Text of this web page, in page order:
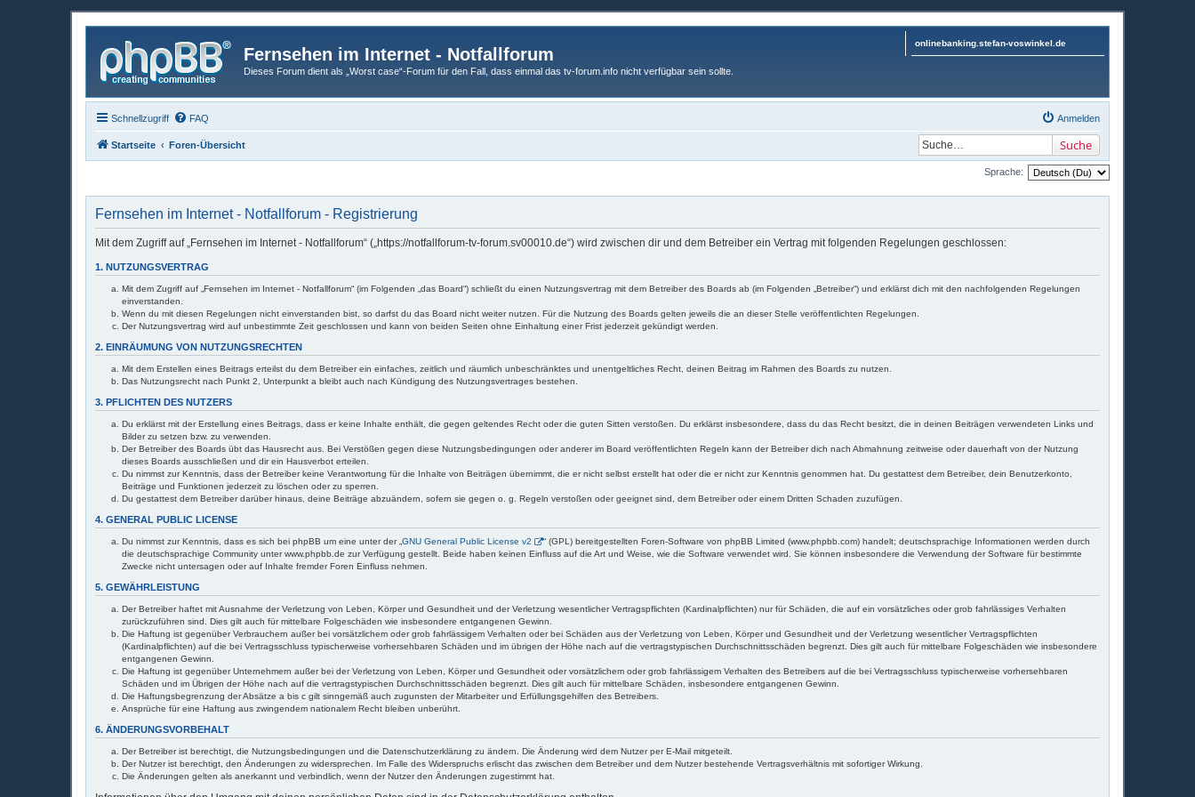
Fernsehen im Internet - Notfallforum
Dieses Forum dient als „Worst case“-Forum für den Fall, dass einmal das tv-forum.info nicht verfügbar sein sollte.
onlinebanking.stefan-voswinkel.de
Schnellzugriff FAQ Anmelden
Startseite Foren-Übersicht Suche
Sprache:
Fernsehen im Internet - Notfallforum - Registrierung
Mit dem Zugriff auf „Fernsehen im Internet - Notfallforum“ („https://notfallforum-tv-forum.sv00010.de“) wird zwischen dir und dem Betreiber ein Vertrag mit folgenden Regelungen geschlossen:
1. NUTZUNGSVERTRAG
Mit dem Zugriff auf „Fernsehen im Internet - Notfallforum“ (im Folgenden „das Board“) schließt du einen Nutzungsvertrag mit dem Betreiber des Boards ab (im Folgenden „Betreiber“) und erklärst dich mit den nachfolgenden Regelungen
einverstanden.
Wenn du mit diesen Regelungen nicht einverstanden bist, so darfst du das Board nicht weiter nutzen. Für die Nutzung des Boards gelten jeweils die an dieser Stelle veröffentlichten Regelungen.
Der Nutzungsvertrag wird auf unbestimmte Zeit geschlossen und kann von beiden Seiten ohne Einhaltung einer Frist jederzeit gekündigt werden.
2. EINRÄUMUNG VON NUTZUNGSRECHTEN
Mit dem Erstellen eines Beitrags erteilst du dem Betreiber ein einfaches, zeitlich und räumlich unbeschränktes und unentgeltliches Recht, deinen Beitrag im Rahmen des Boards zu nutzen.
Das Nutzungsrecht nach Punkt 2, Unterpunkt a bleibt auch nach Kündigung des Nutzungsvertrages bestehen.
3. PFLICHTEN DES NUTZERS
Du erklärst mit der Erstellung eines Beitrags, dass er keine Inhalte enthält, die gegen geltendes Recht oder die guten Sitten verstoßen. Du erklärst insbesondere, dass du das Recht besitzt, die in deinen Beiträgen verwendeten Links und
Bilder zu setzen bzw. zu verwenden.
Der Betreiber des Boards übt das Hausrecht aus. Bei Verstößen gegen diese Nutzungsbedingungen oder anderer im Board veröffentlichten Regeln kann der Betreiber dich nach Abmahnung zeitweise oder dauerhaft von der Nutzung
dieses Boards ausschließen und dir ein Hausverbot erteilen.
Du nimmst zur Kenntnis, dass der Betreiber keine Verantwortung für die Inhalte von Beiträgen übernimmt, die er nicht selbst erstellt hat oder die er nicht zur Kenntnis genommen hat. Du gestattest dem Betreiber, dein Benutzerkonto,
Beiträge und Funktionen jederzeit zu löschen oder zu sperren.
Du gestattest dem Betreiber darüber hinaus, deine Beiträge abzuändern, sofern sie gegen o. g. Regeln verstoßen oder geeignet sind, dem Betreiber oder einem Dritten Schaden zuzufügen.
4. GENERAL PUBLIC LICENSE
Du nimmst zur Kenntnis, dass es sich bei phpBB um eine unter der „ GNU General Public License v2
“ (GPL) bereitgestellten Foren-Software von phpBB Limited (www.phpbb.com) handelt; deutschsprachige Informationen werden durch
die deutschsprachige Community unter www.phpbb.de zur Verfügung gestellt. Beide haben keinen Einfluss auf die Art und Weise, wie die Software verwendet wird. Sie können insbesondere die Verwendung der Software für bestimmte
Zwecke nicht untersagen oder auf Inhalte fremder Foren Einfluss nehmen.
5. GEWÄHRLEISTUNG
Der Betreiber haftet mit Ausnahme der Verletzung von Leben, Körper und Gesundheit und der Verletzung wesentlicher Vertragspflichten (Kardinalpflichten) nur für Schäden, die auf ein vorsätzliches oder grob fahrlässiges Verhalten
zurückzuführen sind. Dies gilt auch für mittelbare Folgeschäden wie insbesondere entgangenen Gewinn.
Die Haftung ist gegenüber Verbrauchern außer bei vorsätzlichem oder grob fahrlässigem Verhalten oder bei Schäden aus der Verletzung von Leben, Körper und Gesundheit und der Verletzung wesentlicher Vertragspflichten
(Kardinalpflichten) auf die bei Vertragsschluss typischerweise vorhersehbaren Schäden und im übrigen der Höhe nach auf die vertragstypischen Durchschnittsschäden begrenzt. Dies gilt auch für mittelbare Folgeschäden wie insbesondere
entgangenen Gewinn.
Die Haftung ist gegenüber Unternehmern außer bei der Verletzung von Leben, Körper und Gesundheit oder vorsätzlichem oder grob fahrlässigem Verhalten des Betreibers auf die bei Vertragsschluss typischerweise vorhersehbaren
Schäden und im Übrigen der Höhe nach auf die vertragstypischen Durchschnittsschäden begrenzt. Dies gilt auch für mittelbare Schäden, insbesondere entgangenen Gewinn.
Die Haftungsbegrenzung der Absätze a bis c gilt sinngemäß auch zugunsten der Mitarbeiter und Erfüllungsgehilfen des Betreibers.
Ansprüche für eine Haftung aus zwingendem nationalem Recht bleiben unberührt.
6. ÄNDERUNGSVORBEHALT
Der Betreiber ist berechtigt, die Nutzungsbedingungen und die Datenschutzerklärung zu ändern. Die Änderung wird dem Nutzer per E-Mail mitgeteilt.
Der Nutzer ist berechtigt, den Änderungen zu widersprechen. Im Falle des Widerspruchs erlischt das zwischen dem Betreiber und dem Nutzer bestehende Vertragsverhältnis mit sofortiger Wirkung.
Die Änderungen gelten als anerkannt und verbindlich, wenn der Nutzer den Änderungen zugestimmt hat.